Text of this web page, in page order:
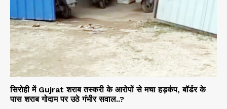
सिरोही में Gujrat शराब तस्करी के आरोपों से मचा हड़कंप, बॉर्डर के
पास शराब गोदाम पर उठे गंभीर सवाल..?